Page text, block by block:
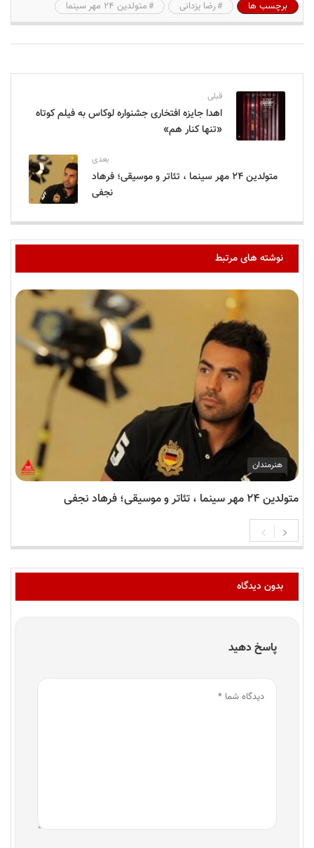
برچسب ها رضا یزدانی متولدین ۲۴ مهر سینما
قبلی
اهدا جایزه افتخاری جشنواره لوکاس به فیلم کوتاه
«تنها کنار هم»
بعدی
متولدین ۲۴ مهر سینما ، تئاتر و موسیقی؛ فرهاد
نجفی
نوشته های مرتبط
هنرمندان
متولدین ۲۴ مهر سینما ، تئاتر و موسیقی؛ فرهاد نجفی
بدون دیدگاه
پاسخ دهید